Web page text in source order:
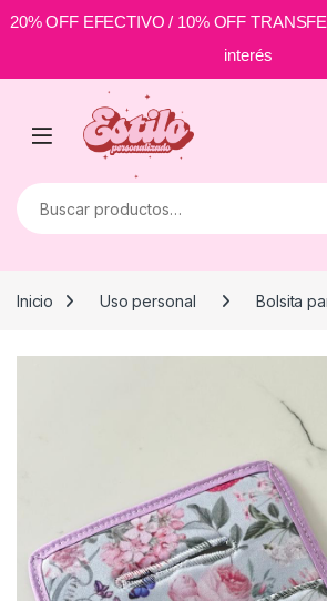
20% OFF EFECTIVO / 10% OFF
interés
Skip to navigation
Buscar por:
Inicio Uso personal Bolsita